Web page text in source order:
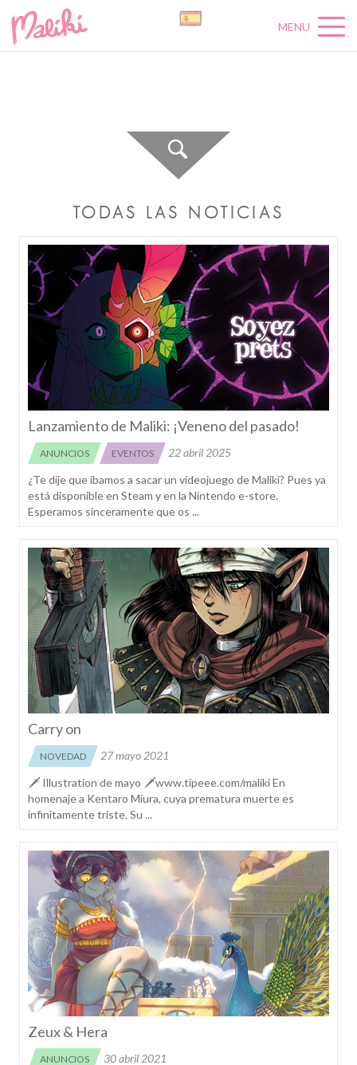
MENU
TODAS LAS NOTICIAS
Lanzamiento de Maliki: ¡Veneno del pasado!
ANUNCIOS EVENTOS
22 abril 2025
¿Te dije que íbamos a sacar un videojuego de Maliki? Pues ya
está disponible en Steam y en la Nintendo e-store.
Esperamos sinceramente que os ...
Carry on
NOVEDAD
27 mayo 2021
🗡 Illustration de mayo 🗡www.tipeee.com/maliki En
homenaje a Kentaro Miura, cuya prematura muerte es
infinitamente triste. Su ...
Zeux & Hera
ANUNCIOS
30 abril 2021